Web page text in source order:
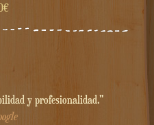
y profesionalidad."